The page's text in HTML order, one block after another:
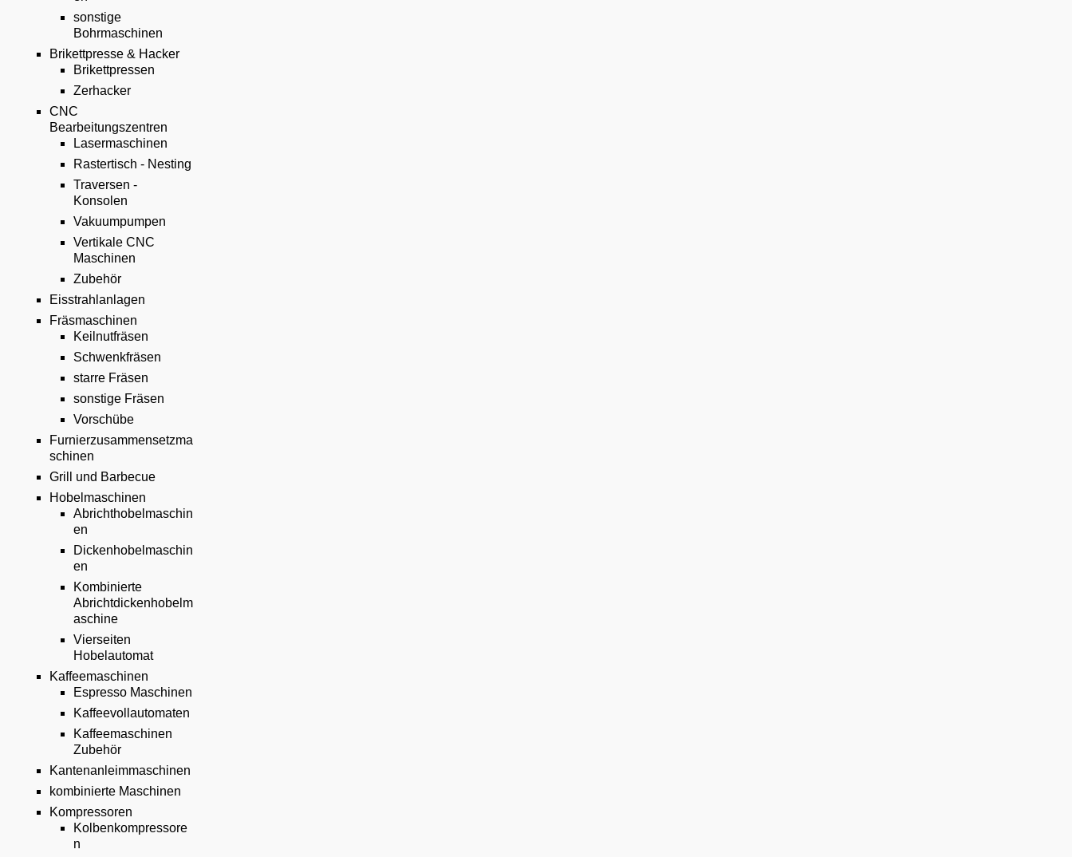
sonstige
Bohrmaschinen
Brikettpresse & Hacker
Brikettpressen
Zerhacker
CNC
Bearbeitungszentren
Lasermaschinen
Rastertisch - Nesting
Traversen -
Konsolen
Vakuumpumpen
Vertikale CNC
Maschinen
Zubehör
Eisstrahlanlagen
Fräsmaschinen
Keilnutfräsen
Schwenkfräsen
starre Fräsen
sonstige Fräsen
Vorschübe
Furnierzusammensetzma
schinen
Grill und Barbecue
Hobelmaschinen
Abrichthobelmaschin
en
Dickenhobelmaschin
en
Kombinierte
Abrichtdickenhobelm
aschine
Vierseiten
Hobelautomat
Kaffeemaschinen
Espresso Maschinen
Kaffeevollautomaten
Kaffeemaschinen
Zubehör
Kantenanleimmaschinen
kombinierte Maschinen
Kompressoren
Kolbenkompressore
n